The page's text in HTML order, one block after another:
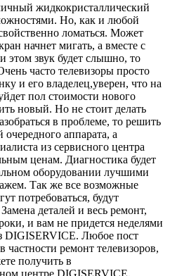
жидкокристаллический
Но, как и любой
ломаться. Может
начнет мигать, а вместе с
этом звук будет слышно, то
часто телевизоры просто
и его владелец,уверен, что на
пол стоимости нового
новый. Но не стоит делать
в проблеме, то решить
аппарата, а
из сервисного центра
ценам. Диагностика будет
оборудовании лучшими
Так же все возможные
потребоваться, будут
деталей и весь ремонт,
и вам не придется неделями
DIGISERVICE. Любое пост
частности ремонт телевизоров,
получить в
центре DIGISERVICE.